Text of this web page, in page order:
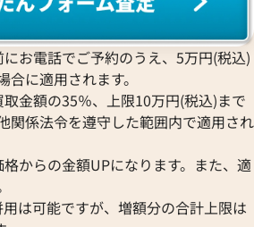
お電話でご予約のうえ、5万円(税込)
に適用されます。
金額の35％、上限10万円(税込)まで
関係法令を遵守した範囲内で適用され
からの金額UPになります。また、適
は可能ですが、増額分の合計上限は